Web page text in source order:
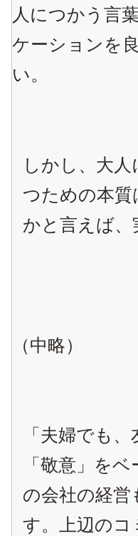
人につかう言
ケーションを
い。
しかし、大
つための本
かと言えば
（中略）
「夫婦でも
「敬意」を
の会社の経
す。上辺の